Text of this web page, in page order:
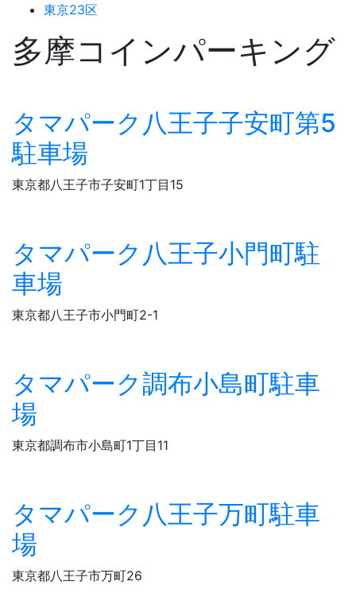
東京23区
多摩コインパーキング
タマパーク八王子子安町第5
駐車場
東京都八王子市子安町1丁目15
タマパーク八王子小門町駐
車場
東京都八王子市小門町2-1
タマパーク調布小島町駐車
場
東京都調布市小島町1丁目11
タマパーク八王子万町駐車
場
東京都八王子市万町26